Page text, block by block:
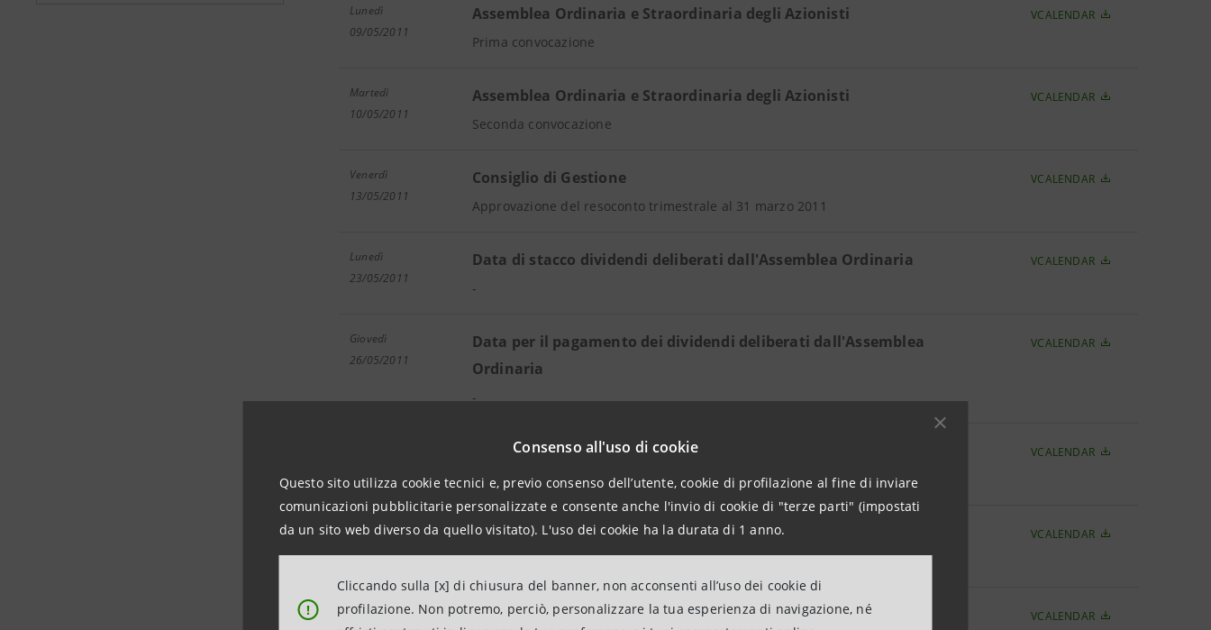
Consenso all'uso di cookie
Questo sito utilizza cookie tecnici e, previo consenso dell’utente, cookie di profilazione al fine di inviare
comunicazioni pubblicitarie personalizzate e consente anche l'invio di cookie di "terze parti" (impostati
da un sito web diverso da quello visitato). L'uso dei cookie ha la durata di 1 anno.
!
Cliccando sulla [x] di chiusura del banner, non acconsenti all’uso dei cookie di
profilazione. Non potremo, perciò, personalizzare la tua esperienza di navigazione, né
Lunedì
09/05/2011
Assemblea Ordinaria e Straordinaria degli Azionisti
Prima convocazione
VCALENDAR
Martedì
10/05/2011
Assemblea Ordinaria e Straordinaria degli Azionisti
Seconda convocazione
VCALENDAR
Venerdì
13/05/2011
Consiglio di Gestione
Approvazione del resoconto trimestrale al 31 marzo 2011
VCALENDAR
Lunedì
23/05/2011
Data di stacco dividendi deliberati dall'Assemblea Ordinaria
-
VCALENDAR
Giovedì
26/05/2011
Data per il pagamento dei dividendi deliberati dall'Assemblea
Ordinaria
-
VCALENDAR
Consiglio di Gestione
Approvazione della relazione semestrale al 30 giugno 2011
VCALENDAR
Martedì
Consiglio di Gestione
Approvazione del resoconto trimestrale al 30 settembre 2011
VCALENDAR
Mercoledì
Assemblea Speciale degli azionisti di risparmio VCALENDAR